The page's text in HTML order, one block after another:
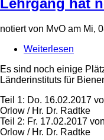
notiert von MvO am Mi,
Weiterlesen
und
-
hat
noch
Es sind noch einige
Länderinstituts für
Teil 1: Do. 16.02.2017
Orlow / Hr. Dr. Radtke
Teil 2: Fr. 17.02.2017
Orlow / Hr. Dr. Radtke